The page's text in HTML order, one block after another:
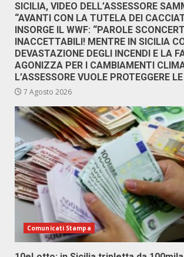
SICILIA, VIDEO DELL’ASSESSORE
“AVANTI CON LA TUTELA DEI
INSORGE IL WWF: “PAROLE
INACCETTABILI! MENTRE IN SICILIA
DEVASTAZIONE DEGLI INCENDI E LA
AGONIZZA PER I CAMBIAMENTI
L’ASSESSORE VUOLE PROTEGGERE
7 Agosto 2026
Comunicati Stampa